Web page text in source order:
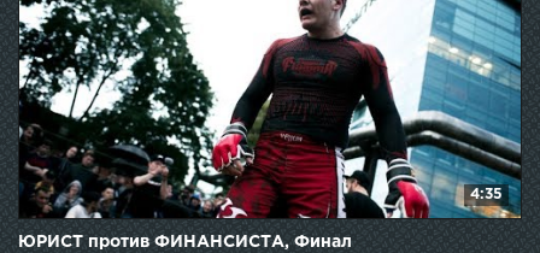
4:35
ЮРИСТ против ФИНАНСИСТА, Финал